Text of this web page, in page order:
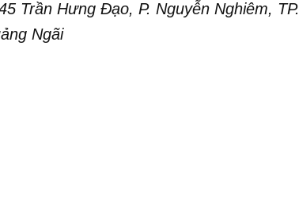
Trần Hưng Đạo, P. Nguyễn Nghiêm, TP.
Ngãi